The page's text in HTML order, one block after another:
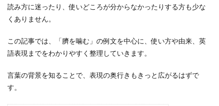
読み方に迷ったり、使いどころが分からなかったりする方も少な
くありません。
この記事では、「臍を噛む」の例文を中心に、使い方や由来、英
語表現までをわかりやすく整理していきます。
言葉の背景を知ることで、表現の奥行きもきっと広がるはずで
す。